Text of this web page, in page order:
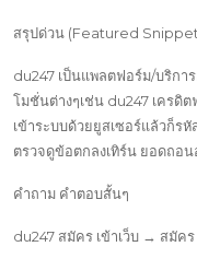
สรุปด่วน (Featured
du247 เป็นแพลตฟอร์ม/บริกา
โมชั่นต่างๆเช่น du247 เคร
เข้าระบบด้วยยูสเซอร์แล้วก็ร
ตรวจดูข้อตกลงเทิร์น ยอดถอ
คำถาม คำตอบสั้นๆ
du247 สมัคร เข้าเว็บ → สมั